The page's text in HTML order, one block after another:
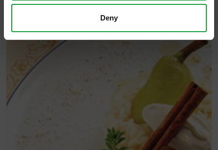
Deny
Prenotazioni al numero 0332 22 04 04.